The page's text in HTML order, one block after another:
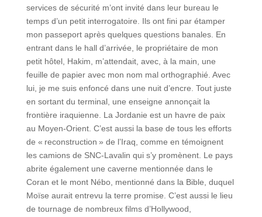
services de sécurité m’ont invité dans leur bureau le
temps d’un petit interrogatoire. Ils ont fini par étamper
mon passeport après quelques questions banales. En
entrant dans le hall d’arrivée, le propriétaire de mon
petit hôtel, Hakim, m’attendait, avec, à la main, une
feuille de papier avec mon nom mal orthographié. Avec
lui, je me suis enfoncé dans une nuit d’encre. Tout juste
en sortant du terminal, une enseigne annonçait la
frontière iraquienne. La Jordanie est un havre de paix
au Moyen-Orient. C’est aussi la base de tous les efforts
de « reconstruction » de l’Iraq, comme en témoignent
les camions de SNC-Lavalin qui s’y promènent. Le pays
abrite également une caverne mentionnée dans le
Coran et le mont Nébo, mentionné dans la Bible, duquel
Moïse aurait entrevu la terre promise. C’est aussi le lieu
de tournage de nombreux films d’Hollywood,